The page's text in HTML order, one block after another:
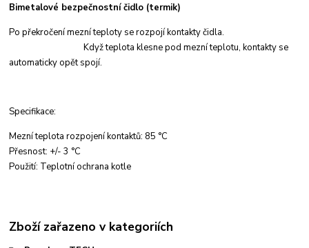
Bimetalové bezpečnostní čidlo (termik)
Po překročení mezní teploty se rozpojí kontakty čidla.
Když teplota klesne pod mezní teplotu, kontakty se
automaticky opět spojí.
Specifikace:
Mezní teplota rozpojení kontaktů: 85 °C
Přesnost: +/- 3 °C
Použití: Teplotní ochrana kotle
Zboží zařazeno v kategoriích